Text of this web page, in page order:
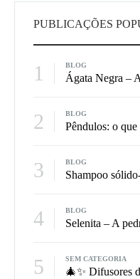
PUBLICAÇÕES
1 BLOG
Ágata Negra –
2 BLOG
Pêndulos: o que
3 BLOG
4 BLOG
Selenita – A
5 SEM CATEGORIA